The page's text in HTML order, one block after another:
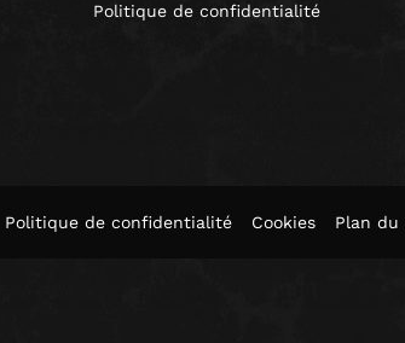
Politique de confidentialité
Politique de confidentialité Cookies Plan du